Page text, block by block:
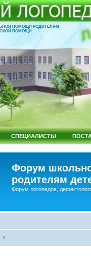
ПОМОЩИ РОДИТЕЛЯМ
ПОМОЩИ
СПЕЦИАЛИСТЫ
Форум
родителям
Форум логопедов,